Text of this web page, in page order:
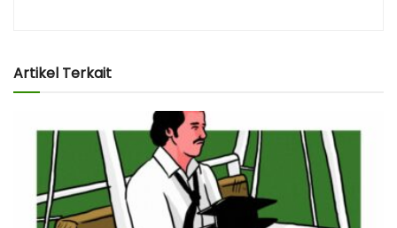
Artikel Terkait